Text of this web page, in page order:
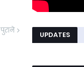
पुराने UPDATES